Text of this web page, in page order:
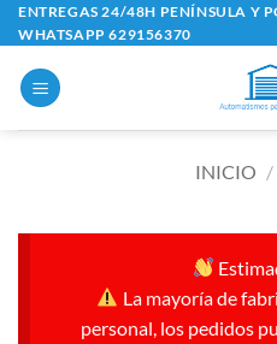
Saltar
al
contenido
ENTREGAS 24/48H PENÍNSULA Y
WHATSAPP 629156370
INICIO /
La mayoría de
personal, los pedidos